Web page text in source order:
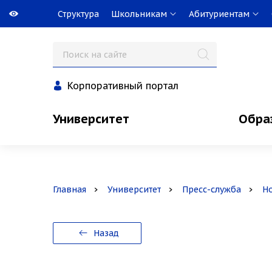
Структура Школьникам Абитуриентам
Корпоративный портал
Университет
Главная Университет Пресс-служба
Назад